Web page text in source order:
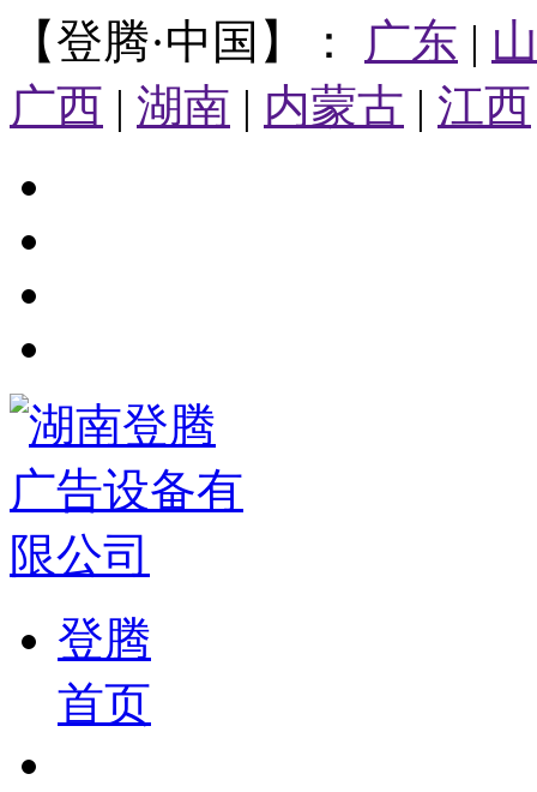
【登腾·中国】： 广东 |
广西 | 湖南 | 内蒙古 | 江西
登腾
首页